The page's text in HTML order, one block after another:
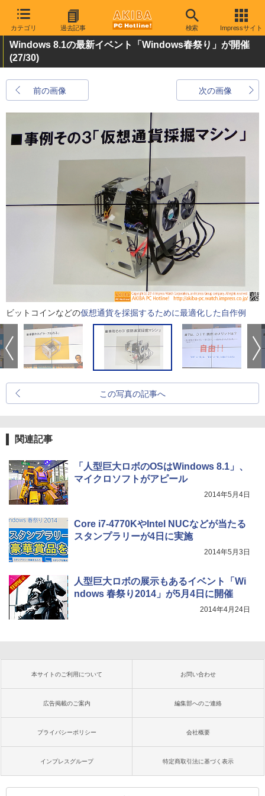
カテゴリ 過去記事 検索 Impressサイト
Windows 8.1の最新イベント「Windows春祭り」が開催
(27/30)
前の画像 次の画像
ビットコインなどの仮想通貨を採掘するために最適化した自作例
この写真の記事へ
関連記事
「人型巨大ロボのOSはWindows 8.1」、
マイクロソフトがアピール
2014年5月4日
Core i7-4770KやIntel NUCなどが当たる
スタンプラリーが4日に実施
2014年5月3日
人型巨大ロボの展示もあるイベント「Wi
ndows 春祭り2014」が5月4日に開催
2014年4月24日
本サイトのご利用について お問い合わせ
広告掲載のご案内 編集部へのご連絡
プライバシーポリシー 会社概要
インプレスグループ 特定商取引法に基づく表示